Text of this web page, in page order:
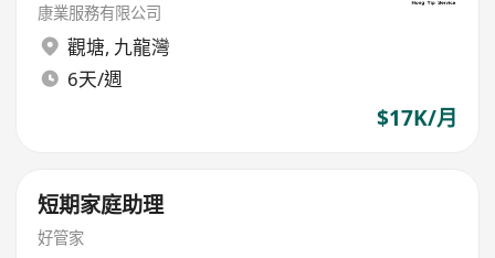
康業服務有限公司
觀塘, 九龍灣
6天/週
$17K/月
短期家庭助理
好管家